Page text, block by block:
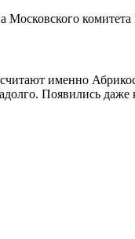
Московского
именно
Появились даже